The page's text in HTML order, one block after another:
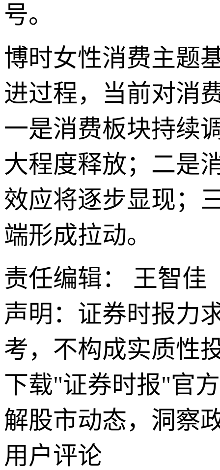
号。
博时女性消费主题
进过程，当前对消
一是消费板块持续
大程度释放；二是
效应将逐步显现；
端形成拉动。
责任编辑： 王智佳
声明：证券时报力
考，不构成实质性
下载"证券时报"官
解股市动态，洞察
用户评论